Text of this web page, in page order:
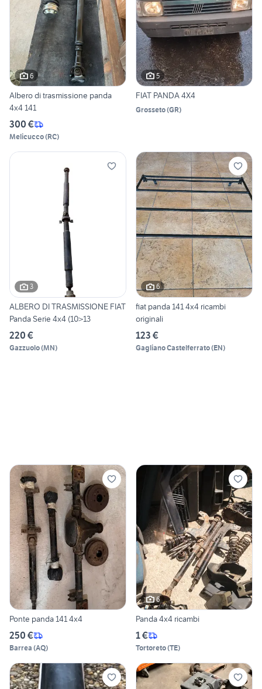
6
Albero di trasmissione panda
4x4 141
300 €
Melicucco(RC)
5
FIAT PANDA 4X4
Grosseto(GR)
3
ALBERO DI TRASMISSIONE FIAT
Panda Serie 4x4 (10>13
220 €
Gazzuolo(MN)
6
fiat panda 141 4x4 ricambi
originali
123 €
Gagliano Castelferrato(EN)
Ponte panda 141 4x4
250 €
Barrea (AQ)
6
Panda 4x4 ricambi
1 €
Tortoreto(TE)